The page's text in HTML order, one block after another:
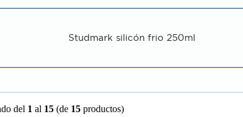
Studmark silicón frio 250ml
del 1 al 15(de 15productos)